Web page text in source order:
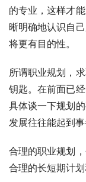
的专业，这样才
晰明确地认识自
将更有目的性。
所谓职业规划，
钥匙。在前面已
具体谈一下规划
发展往往能起到事
合理的职业规划
合理的长短期计